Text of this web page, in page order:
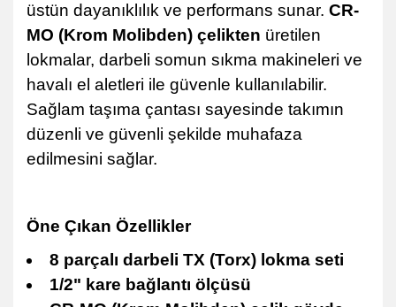
üstün dayanıklılık ve performans sunar. CR-
MO (Krom Molibden) çelikten üretilen
lokmalar, darbeli somun sıkma makineleri ve
havalı el aletleri ile güvenle kullanılabilir.
Sağlam taşıma çantası sayesinde takımın
düzenli ve güvenli şekilde muhafaza
edilmesini sağlar.
Öne Çıkan Özellikler
8 parçalı darbeli TX (Torx) lokma seti
1/2" kare bağlantı ölçüsü